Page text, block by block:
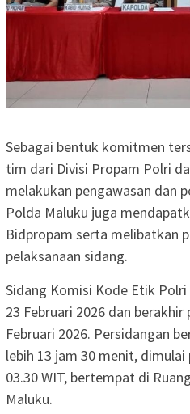
Sebagai bentuk komitmen
tim dari Divisi Propam Polri
melakukan pengawasan dan
Polda Maluku juga
Bidpropam serta melibatkan
pelaksanaan sidang.
Sidang Komisi Kode Etik
23 Februari 2026 dan berakhir
Februari 2026. Persidangan
lebih 13 jam 30 menit, dimulai
03.30 WIT, bertempat di
Maluku.